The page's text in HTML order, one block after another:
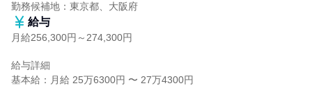
勤務候補地：東京都、大阪府
給与
月給256,300円～274,300円
給与詳細
基本給：月給 25万6300円 〜 27万4300円